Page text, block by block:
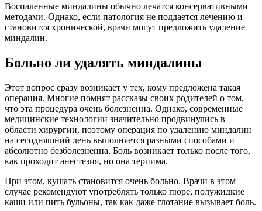
Воспаленные миндалины обычно лечатся консервативными
методами. Однако, если патология не поддается лечению и
становится хронической, врачи могут предложить удаление
миндалин.
Больно ли удалять миндалины
Этот вопрос сразу возникает у тех, кому предложена такая
операция. Многие помнят рассказы своих родителей о том,
что эта процедура очень болезненна. Однако, современные
медицинские технологии значительно продвинулись в
области хирургии, поэтому операция по удалению миндалин
на сегодняшний день выполняется разными способами и
абсолютно безболезненна. Боль возникает только после того,
как проходит анестезия, но она терпима.
При этом, кушать становится очень больно. Врачи в этом
случае рекомендуют употреблять только пюре, полужидкие
каши или пить бульоны, так как даже глотание вызывает боль.